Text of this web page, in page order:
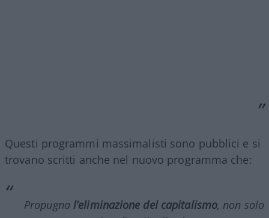
Questi programmi massimalisti sono pubblici e si
trovano scritti anche nel nuovo programma che:
Propugna l’eliminazione del capitalismo, non solo